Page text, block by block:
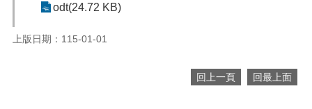
odt(24.72 KB)
上版日期：115-01-01
回上一頁 回最上面